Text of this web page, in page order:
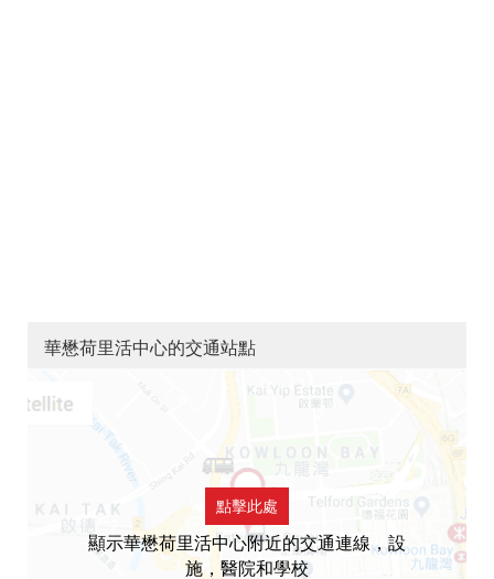
華懋荷里活中心的交通站點
點擊此處
顯示華懋荷里活中心附近的交通連線，設
施，醫院和學校